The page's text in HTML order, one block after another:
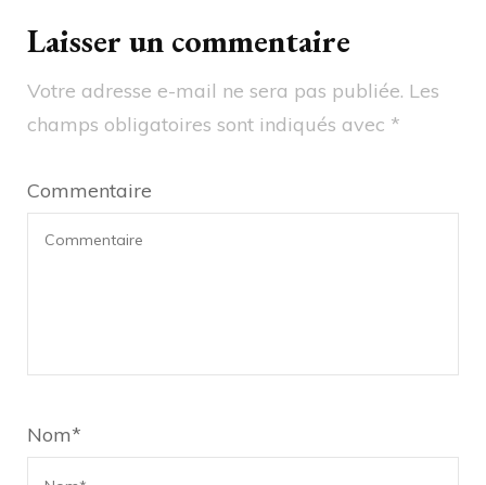
Laisser un commentaire
Votre adresse e-mail ne sera pas publiée. Les
champs obligatoires sont indiqués avec *
Commentaire
Nom*